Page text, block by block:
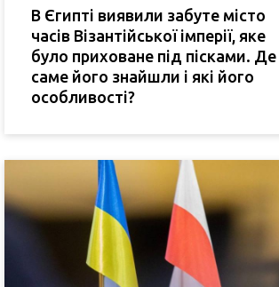
В Єгипті виявили забуте місто
часів Візантійської імперії, яке
було приховане під пісками. Де
саме його знайшли і які його
особливості?